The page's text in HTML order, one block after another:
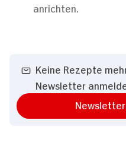
anrichten.
Keine Rezepte
Newsletter